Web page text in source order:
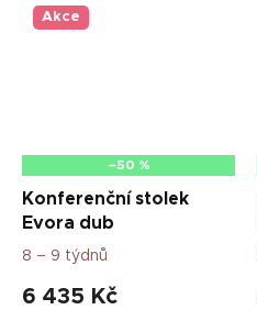
Akce
–50 %
Konferenční stolek
Evora dub
8 – 9 týdnů
6 435 Kč